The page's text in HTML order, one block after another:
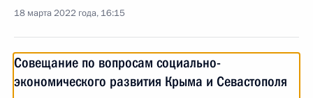
18 марта 2022 года, 16:15
Совещание по вопросам социально-
экономического развития Крыма и Севастополя